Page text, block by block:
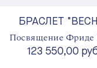
БРАСЛЕТ
Посвящение Фриде
123 550,00